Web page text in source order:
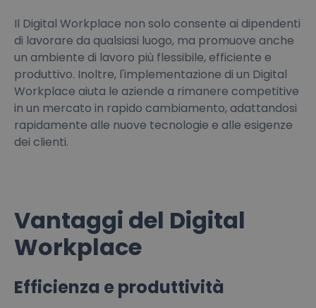
Il Digital Workplace non solo consente ai dipendenti
di lavorare da qualsiasi luogo, ma promuove anche
un ambiente di lavoro più flessibile, efficiente e
produttivo. Inoltre, l'implementazione di un Digital
Workplace aiuta le aziende a rimanere competitive
in un mercato in rapido cambiamento, adattandosi
rapidamente alle nuove tecnologie e alle esigenze
dei clienti.
Vantaggi del Digital
Workplace
Efficienza e produttività